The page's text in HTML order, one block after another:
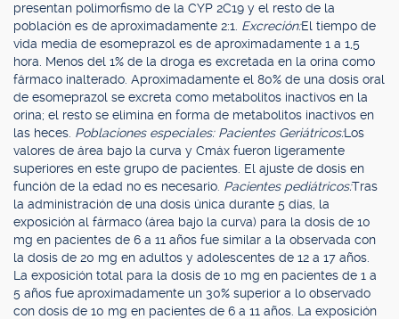
presentan polimorfismo de la CYP 2C19 y el resto de la
población es de aproximadamente 2:1. Excreción:El tiempo de
vida media de esomeprazol es de aproximadamente 1 a 1,5
hora. Menos del 1% de la droga es excretada en la orina como
fármaco inalterado. Aproximadamente el 80% de una dosis oral
de esomeprazol se excreta como metabolitos inactivos en la
orina; el resto se elimina en forma de metabolitos inactivos en
las heces. Poblaciones especiales: Pacientes Geriátricos:Los
valores de área bajo la curva y Cmáx fueron ligeramente
superiores en este grupo de pacientes. El ajuste de dosis en
función de la edad no es necesario. Pacientes pediátricos:Tras
la administración de una dosis única durante 5 días, la
exposición al fármaco (área bajo la curva) para la dosis de 10
mg en pacientes de 6 a 11 años fue similar a la observada con
la dosis de 20 mg en adultos y adolescentes de 12 a 17 años.
La exposición total para la dosis de 10 mg en pacientes de 1 a
5 años fue aproximadamente un 30% superior a lo observado
con dosis de 10 mg en pacientes de 6 a 11 años. La exposición